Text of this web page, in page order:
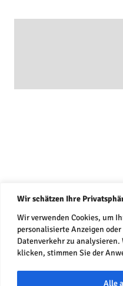
Wir schätzen Ihre
Wir verwenden Cookies, um
personalisierte Anzeigen
Datenverkehr zu
klicken, stimmen Sie der
Alle